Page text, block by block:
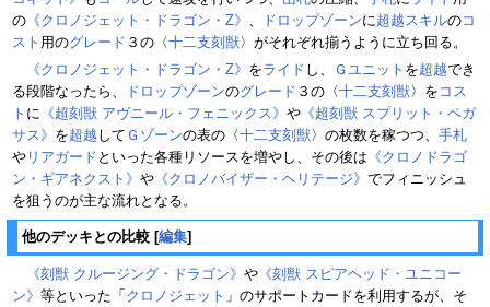
の 《クロノジェット・ドラゴン・Z》 、 ドロップゾーンに超越スキルのコ
スト 用のグレード ３の〈十二支刻獣〉がそれぞれ揃うように立ち回る。
《クロノジェット・ドラゴン・Z》 をライド し、 Ｇユニット を超越でき
る段階なったら、
ドロップゾーンのグレード ３の〈十二支刻獣〉を コス
ト に 《超刻獣 アヴニール・フェニックス》 や 《超刻獣 スプリット・ペガ
サス》 を超越 して Ｇゾーンの表の〈十二支刻獣〉の枚数を稼つつ、 手札
や リアガード といった各種リソースを増やし、その後は 《クロノドラゴ
ン・ギアネクスト》 や 《クロノバイザー・ヘリテージ》 でフィニッシュ
を狙うのが主な流れとなる。
他のデッキとの比較 [編集]
《刻獣 クルージング・ドラゴン》 や 《刻獣 スピアヘッド・ユニコー
ン》 等といった「クロノジェット 」のサポートカードを利用するが、そ